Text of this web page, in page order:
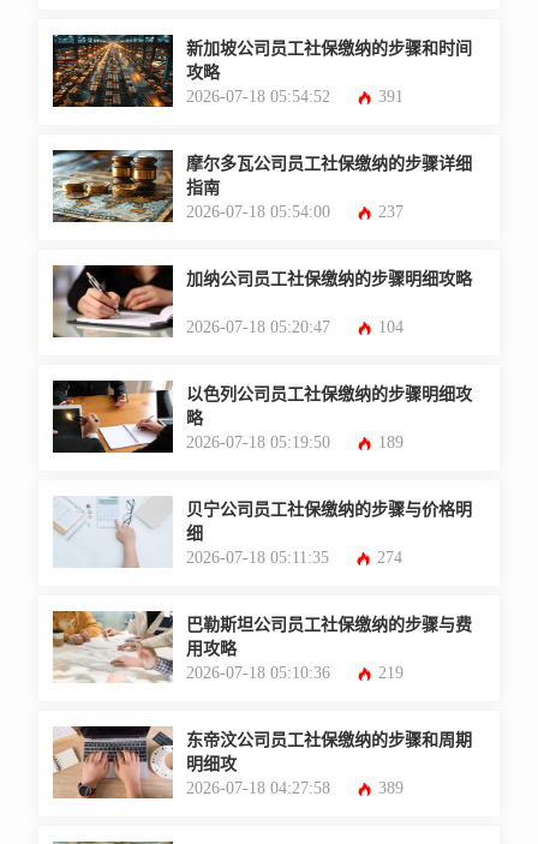
新加坡公司员工社保缴纳的步骤和时间
攻略
2026-07-18 05:54:52 391
摩尔多瓦公司员工社保缴纳的步骤详细
指南
2026-07-18 05:54:00 237
加纳公司员工社保缴纳的步骤明细攻略
2026-07-18 05:20:47 104
以色列公司员工社保缴纳的步骤明细攻
略
2026-07-18 05:19:50 189
贝宁公司员工社保缴纳的步骤与价格明
细
2026-07-18 05:11:35 274
巴勒斯坦公司员工社保缴纳的步骤与费
用攻略
2026-07-18 05:10:36 219
东帝汶公司员工社保缴纳的步骤和周期
明细攻
2026-07-18 04:27:58 389